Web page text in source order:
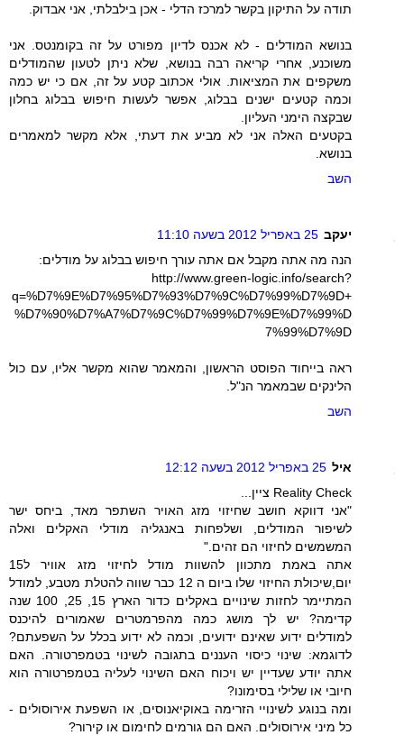
תודה על התיקון בקשר למרכז הדלי - אכן בילבלתי, אני אבדוק.
בנושא המודלים - לא אכנס לדיון מפורט על זה בקומנטס. אני
משוכנע, אחרי קריאה רבה בנושא, שלא ניתן לטעון שהמודלים
משקפים את המציאות. אולי אכתוב קטע על זה, אם כי יש כמה
וכמה קטעים ישנים בבלוג, אפשר לעשות חיפוש בבלוג בחלון
שבקצה הימני העליון.
בקטעים האלה אני לא מביע את דעתי, אלא מקשר למאמרים
בנושא.
השב
יעקב 25 באפריל 2012 בשעה 11:10
הנה מה אתה מקבל אם אתה עורך חיפוש בבלוג על מודלים:
http://www.green-logic.info/search?
q=%D7%9E%D7%95%D7%93%D7%9C%D7%99%D7%9D+
%D7%90%D7%A7%D7%9C%D7%99%D7%9E%D7%99%D
7%99%D7%9D
ראה בייחוד הפוסט הראשון, והמאמר שהוא מקשר אליו, עם כול
הלינקים שבמאמר הנ"ל.
השב
איל 25 באפריל 2012 בשעה 12:12
Reality Check ציין...
"אני דווקא חושב שחיזוי מזג האויר השתפר מאד, ביחס ישר
לשיפור המודלים, ושלפחות באנגליה מודלי האקלים ואלה
המשמשים לחיזוי הם זהים."
אתה באמת מתכוון להשוות מודל לחיזוי מזג אוויר ל15
יום,שיכולת החיזוי שלו ביום ה 12 כבר שווה להטלת מטבע, למודל
המתיימר לחזות שינויים באקלים כדור הארץ 15, 25, 100 שנה
קדימה? יש לך מושג כמה מהפרמטרים שאמורים להיכנס
למודלים ידוע שאינם ידועים, וכמה לא ידוע בכלל על השפעתם?
לדוגמא: שינוי כיסוי העננים בתגובה לשינוי בטמפרטורה. האם
אתה יודע שעדיין יש ויכוח האם השינוי לעליה בטמפרטורה הוא
חיובי או שלילי בסימונו?
ומה בנוגע לשינויי הזרימה באוקיאנוסים, או השפעת אירוסולים -
כל מיני אירוסולים. האם הם גורמים לחימום או קירור?